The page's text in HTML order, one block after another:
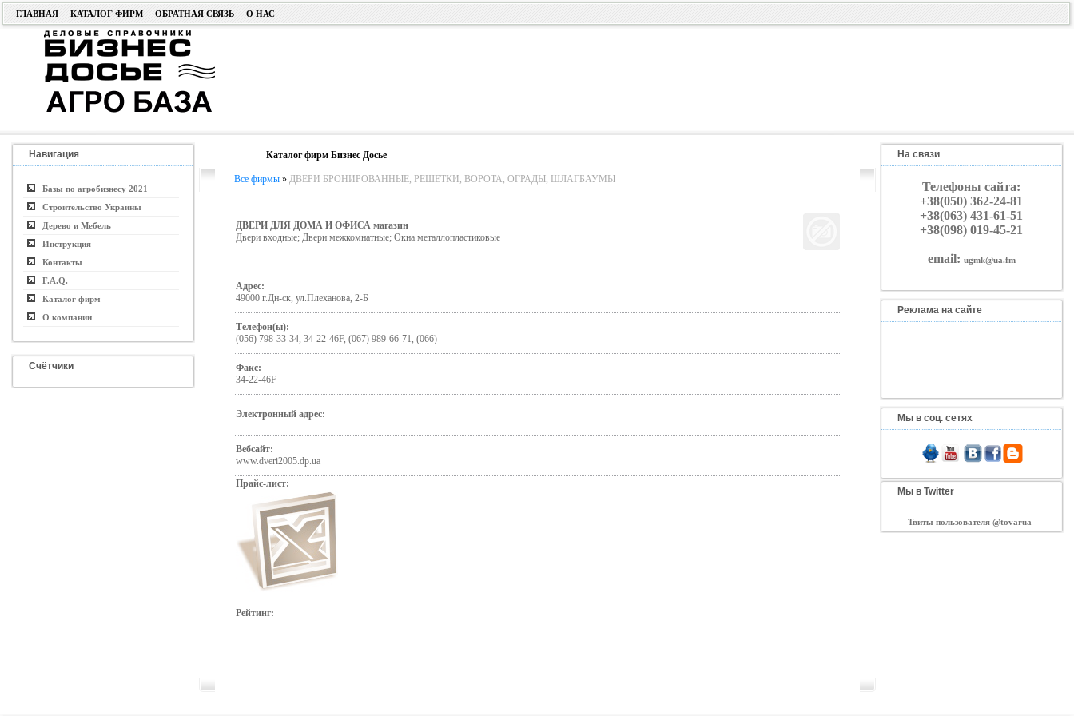
ГЛАВНАЯ КАТАЛОГ ФИРМ ОБРАТНАЯ СВЯЗЬ О НАС
Навигация
Базы по агробизнесу 2021
Строительство Украины
Дерево и Мебель
Инструкция
Контакты
F.A.Q.
Каталог фирм
О компании
Счётчики
Каталог фирм Бизнес Досье
Все фирмы» ДВЕРИ БРОНИРОВАННЫЕ, РЕШЕТКИ, ВОРОТА, ОГРАДЫ, ШЛАГБАУМЫ
ДВЕРИ ДЛЯ ДОМА И ОФИСА магазин
Двери входные; Двери межкомнатные; Окна металлопластиковые
Адрес:
49000 г.Дн-ск, ул.Плеханова, 2-Б
Телефон(ы):
(056) 798-33-34, 34-22-46F, (067) 989-66-71, (066)
Факс:
34-22-46F
Электронный адрес:
Вебсайт:
www.dveri2005.dp.ua
Прайс-лист:
Рейтинг:
На связи
Телефоны сайта:
+38(050) 362-24-81
+38(063) 431-61-51
+38(098) 019-45-21
email: ugmk@ua.fm
Реклама на сайте
Мы в соц. сетях
Мы в Twitter
Твиты пользователя @tovarua